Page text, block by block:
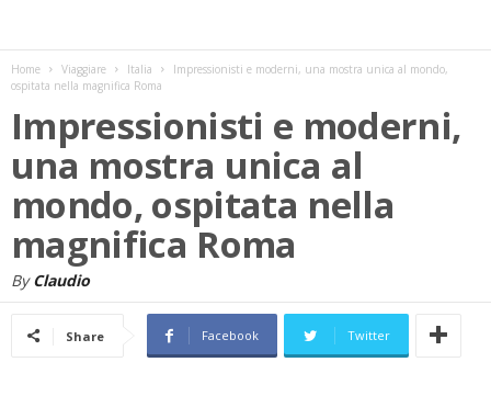
Home Viaggiare Italia
Impressionisti e moderni, una mostra unica al mondo,
ospitata nella magnifica Roma
Impressionisti e moderni,
una mostra unica al
mondo, ospitata nella
magnifica Roma
By Claudio
Share Facebook Twitter